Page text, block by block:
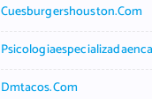
Cuesburgershouston.com
Dmtacos.com